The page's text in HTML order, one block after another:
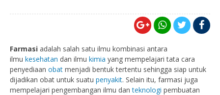
Farmasi adalah salah satu ilmu kombinasi antara
ilmu kesehatan dan ilmu kimia yang mempelajari tata cara
penyediaan obat menjadi bentuk tertentu sehingga siap untuk
dijadikan obat untuk suatu penyakit. Selain itu, farmasi juga
mempelajari pengembangan ilmu danteknologi pembuatan